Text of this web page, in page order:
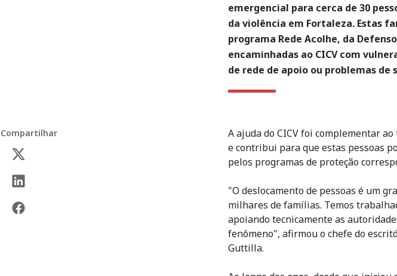
emergencial para cerca de 30
da violência em Fortaleza. Estas
programa Rede Acolhe, da
encaminhadas ao CICV com
de rede de apoio ou problemas de
Compartilhar
A ajuda do CICV foi complementar
e contribui para que estas pessoas
pelos programas de proteção
"O deslocamento de pessoas é um
milhares de famílias. Temos
apoiando tecnicamente as
fenômeno", afirmou o chefe do
Guttilla.